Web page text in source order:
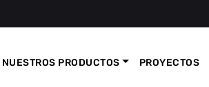
NUESTROS PRODUCTOS PROYECTOS